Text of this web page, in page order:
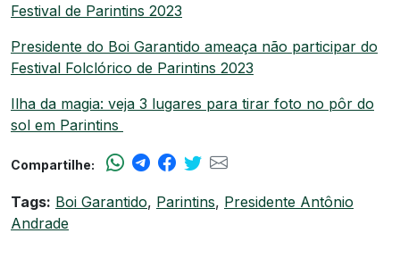
Festival de Parintins 2023
Presidente do Boi Garantido ameaça não participar do
Festival Folclórico de Parintins 2023
Ilha da magia: veja 3 lugares para tirar foto no pôr do
sol em Parintins
Compartilhe:
Tags: Boi Garantido, Parintins, Presidente Antônio
Andrade